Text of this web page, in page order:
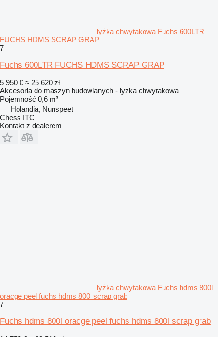
łyżka chwytakowa Fuchs 600LTR
FUCHS HDMS SCRAP GRAP
7
Fuchs 600LTR FUCHS HDMS SCRAP GRAP
5 950 € ≈ 25 620 zł
Akcesoria do maszyn budowlanych - łyżka chwytakowa
Pojemność 0,6 m³
Holandia, Nunspeet
Chess ITC
Kontakt z dealerem
łyżka chwytakowa Fuchs hdms 800l
oracge peel fuchs hdms 800l scrap grab
7
Fuchs hdms 800l oracge peel fuchs hdms 800l scrap grab